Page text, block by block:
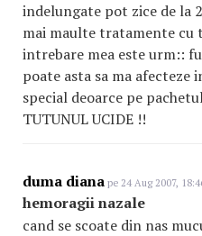
indelungate pot zice de la
mai maulte tratamente cu
intrebare mea este urm::
poate asta sa ma afecteze
special deoarce pe
TUTUNUL UCIDE !!
duma diana pe 24 Aug 2007,
hemoragii nazale
cand se scoate din nas